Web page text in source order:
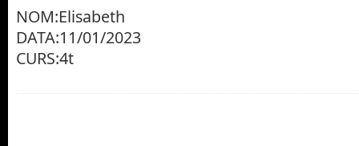
NOM:Elisabeth
DATA:11/01/2023
CURS:4t